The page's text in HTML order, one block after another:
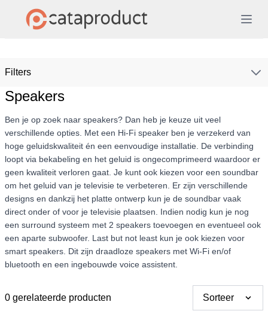
Filters
Speakers
Ben je op zoek naar speakers? Dan heb je keuze uit veel
verschillende opties. Met een Hi-Fi speaker ben je verzekerd van
hoge geluidskwaliteit én een eenvoudige installatie. De verbinding
loopt via bekabeling en het geluid is ongecomprimeerd waardoor er
geen kwaliteit verloren gaat. Je kunt ook kiezen voor een soundbar
om het geluid van je televisie te verbeteren. Er zijn verschillende
designs en dankzij het platte ontwerp kun je de soundbar vaak
direct onder of voor je televisie plaatsen. Indien nodig kun je nog
een surround systeem met 2 speakers toevoegen en eventueel ook
een aparte subwoofer. Last but not least kun je ook kiezen voor
smart speakers. Dit zijn draadloze speakers met Wi-Fi en/of
bluetooth en een ingebouwde voice assistent.
0 gerelateerde producten Sorteer